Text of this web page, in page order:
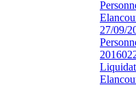
27/09/